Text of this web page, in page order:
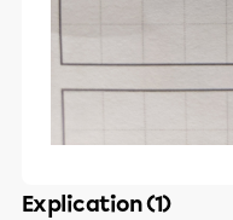
Explication (1)